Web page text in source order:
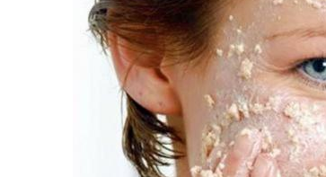
условиях
Укрепления в домашних
условиях
Рецепт в домашних